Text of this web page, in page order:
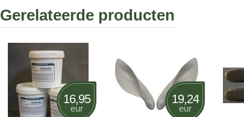
Gerelateerde producten
16,95
eur
19,24
eur